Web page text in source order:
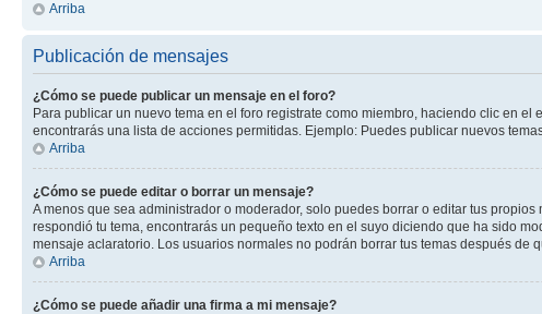
Arriba
Publicación de mensajes
¿Cómo se puede publicar un mensaje en el foro?
Para publicar un nuevo tema en el foro registrate como miembro, haciendo clic en
encontrarás una lista de acciones permitidas. Ejemplo: Puedes publicar nuevos
Arriba
¿Cómo se puede editar o borrar un mensaje?
A menos que sea administrador o moderador, solo puedes borrar o editar tus
respondió tu tema, encontrarás un pequeño texto en el suyo diciendo que ha sido
mensaje aclaratorio. Los usuarios normales no podrán borrar tus temas después de
Arriba
¿Cómo se puede añadir una firma a mi mensaje?